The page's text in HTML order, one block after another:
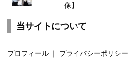
像】
当サイトについて
プロフィール ｜ プライバシーポリシー